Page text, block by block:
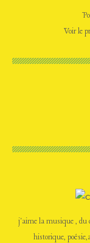
Voir le
j'aime la musique , du
historique,